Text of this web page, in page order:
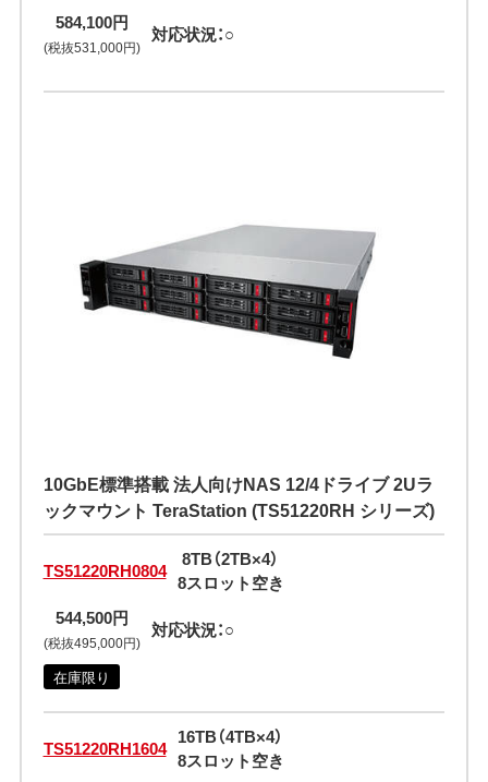
584,100円
(税抜531,000円)
対応状況：○
10GbE標準搭載 法人向けNAS 12/4ドライブ 2Uラ
ックマウント TeraStation (TS51220RH シリーズ)
TS51220RH0804
8TB（2TB×4）
8スロット空き
544,500円
(税抜495,000円)
対応状況：○
在庫限り
TS51220RH1604 16TB（4TB×4）
8スロット空き